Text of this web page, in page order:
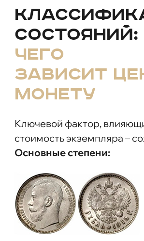
состояний:
чего
зависит
монету
Ключевой фактор,
стоимость экземпляра –
Основные степени: